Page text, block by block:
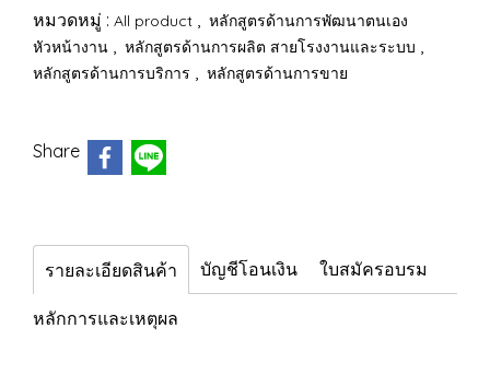
หมวดหมู่ : All product , หลักสูตรด้านการพัฒนาตนเอง
หัวหน้างาน , หลักสูตรด้านการผลิต สายโรงงานและระบบ ,
หลักสูตรด้านการบริการ , หลักสูตรด้านการขาย
Share
รายละเอียดสินค้า บัญชีโอนเงิน ใบสมัครอบรม
หลักการและเหตุผล